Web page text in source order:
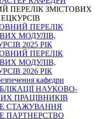
ПЕРЕЛІК ЗМІСТОВИХ
ПЕРЕЛІК
МОДУЛІВ,
2025 РІК
ПЕРЕЛІК
МОДУЛІВ,
2026 РІК
кафедри
НАУКОВО-
ПРАЦІВНИКІВ
СТАЖУВАННЯ
ПАРТНЕРСТВО